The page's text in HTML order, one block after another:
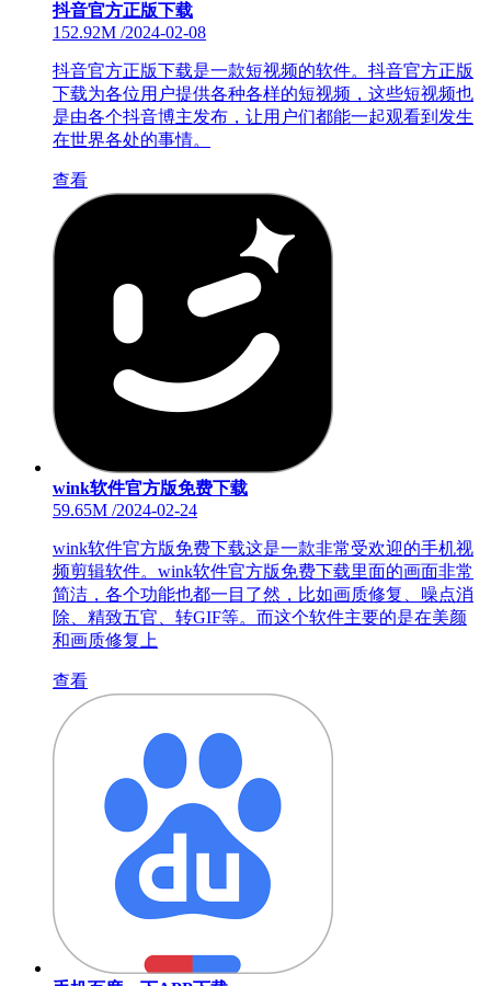
抖音官方正版下载
152.92M /2024-02-08
抖音官方正版下载是一款短视频的软件。抖音官方正版
下载为各位用户提供各种各样的短视频，这些短视频也
是由各个抖音博主发布，让用户们都能一起观看到发生
在世界各处的事情。
查看
wink软件官方版免费下载
59.65M /2024-02-24
wink软件官方版免费下载这是一款非常受欢迎的手机视
频剪辑软件。wink软件官方版免费下载里面的画面非常
简洁，各个功能也都一目了然，比如画质修复、噪点消
除、精致五官、转GIF等。而这个软件主要的是在美颜
和画质修复上
查看